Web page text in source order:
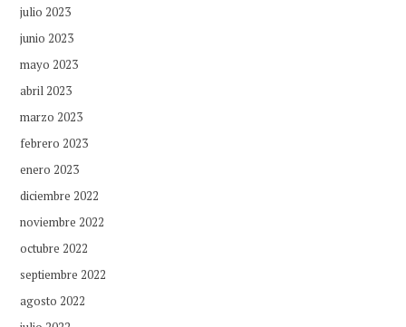
julio 2023
junio 2023
mayo 2023
abril 2023
marzo 2023
febrero 2023
enero 2023
diciembre 2022
noviembre 2022
octubre 2022
septiembre 2022
agosto 2022